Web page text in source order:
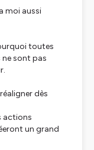
moi aussi
toutes
ne sont pas
dès
actions
un grand